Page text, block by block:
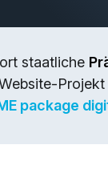
staatliche
package